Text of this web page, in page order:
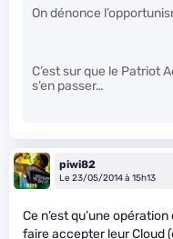
On dénonce
C’est sur que le Patriot
s’en passer…
piwi82
Le 23/05/2014 à 15h13
Ce n’est qu’une
faire accepter leur Cloud